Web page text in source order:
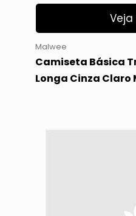
Malwee
Camiseta Básica
Longa Cinza Claro